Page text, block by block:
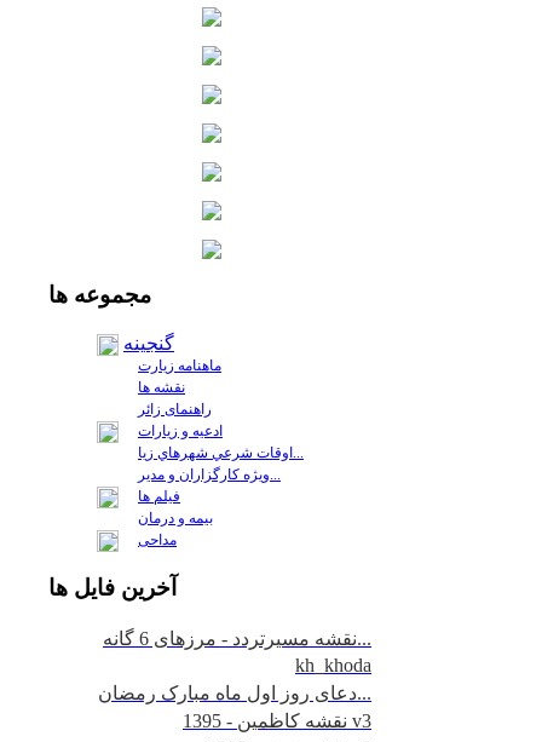
مجموعه ها
گنجینه
ماهنامه زیارت
نقشه ها
راهنمای زائر
ادعیه و زیارات
فيلم ها
بیمه و درمان
مداحی
آخرين فايل ها
نقشه مسیرتردد - مرزهای 6 گانه...
kh_khoda
دعای روز اول ماه مبارک رمضان...
نقشه کاظمین - 1395 v3